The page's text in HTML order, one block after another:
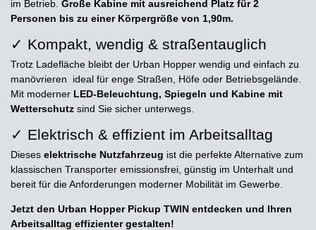
im Betrieb. Große Kabine mit ausreichend Platz für 2
Personen bis zu einer Körpergröße von 1,90m.
✓ Kompakt, wendig & straßentauglich
Trotz Ladefläche bleibt der Urban Hopper wendig und einfach zu
manövrieren  ideal für enge Straßen, Höfe oder Betriebsgelände.
Mit moderner LED-Beleuchtung, Spiegeln und Kabine mit
Wetterschutz sind Sie sicher unterwegs.
✓ Elektrisch & effizient im Arbeitsalltag
Dieses elektrische Nutzfahrzeug ist die perfekte Alternative zum
klassischen Transporter emissionsfrei, günstig im Unterhalt und
bereit für die Anforderungen moderner Mobilität im Gewerbe.
Jetzt den Urban Hopper Pickup TWIN entdecken und Ihren
Arbeitsalltag effizienter gestalten!